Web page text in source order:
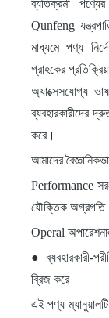
ব্যতিক্রমী
Qunfeng
মাধ্যমে পণ্য
গ্রাহকের
অ্যাক্সেসযোগ্য
ব্যবহারকারীদের
করে।
আমাদের
Performance
যৌক্তিক অগ্রগতি
Operal
● ব্যবহারকারী-
ব্রিজ করে
এই পণ্য ম্যানুয়ালটি